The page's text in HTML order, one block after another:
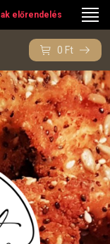
előrendelés
0 Ft